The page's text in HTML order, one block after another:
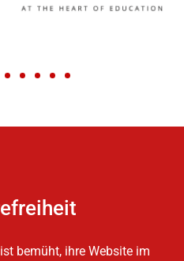
bemüht, ihre Website im